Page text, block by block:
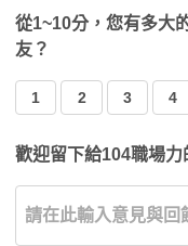
從1~10分，您有多大
友？
1 2 3 4
歡迎留下給104職場力